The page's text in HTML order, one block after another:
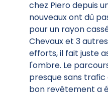
chez Piero depuis
nouveaux ont dû
pour un rayon
Chevaux et 3
efforts, il fait juste
l'ombre. Le
presque sans
bon revêtement a